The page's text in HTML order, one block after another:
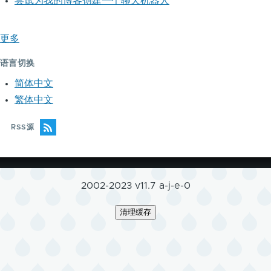
更多
语言切换
简体中文
繁体中文
RSS源
2002-2023 v11.7 a-j-e-0